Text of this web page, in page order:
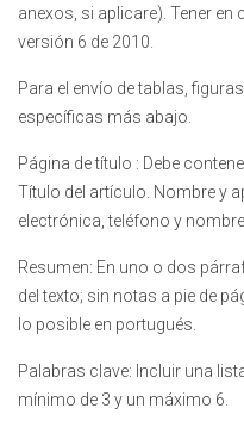
anexos, si aplicare). Tener en
versión 6 de 2010.
Para el envío de tablas,
específicas más abajo.
Página de título : Debe
Título del artículo. Nombre y
electrónica, teléfono y
Resumen: En uno o dos
del texto; sin notas a pie de
lo posible en portugués.
Palabras clave: Incluir una
mínimo de 3 y un máximo 6.